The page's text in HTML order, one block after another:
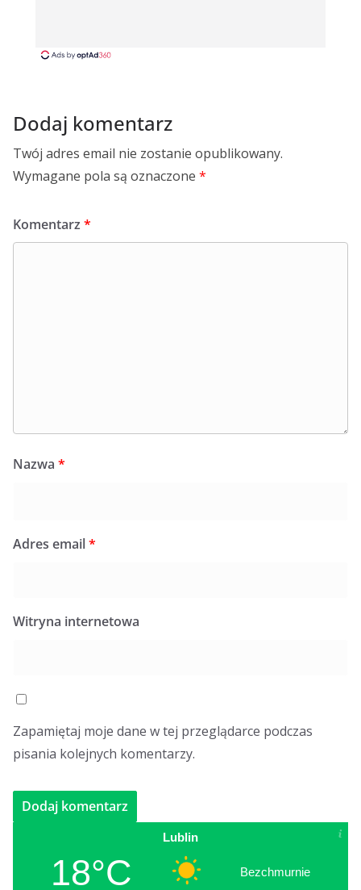
Dodaj komentarz
Twój adres email nie zostanie opublikowany.
Wymagane pola są oznaczone *
Komentarz *
Nazwa *
Adres email*
Witryna internetowa
Zapamiętaj moje dane w tej przeglądarce podczas
pisania kolejnych komentarzy.
Lublin
18°C Bezchmurnie